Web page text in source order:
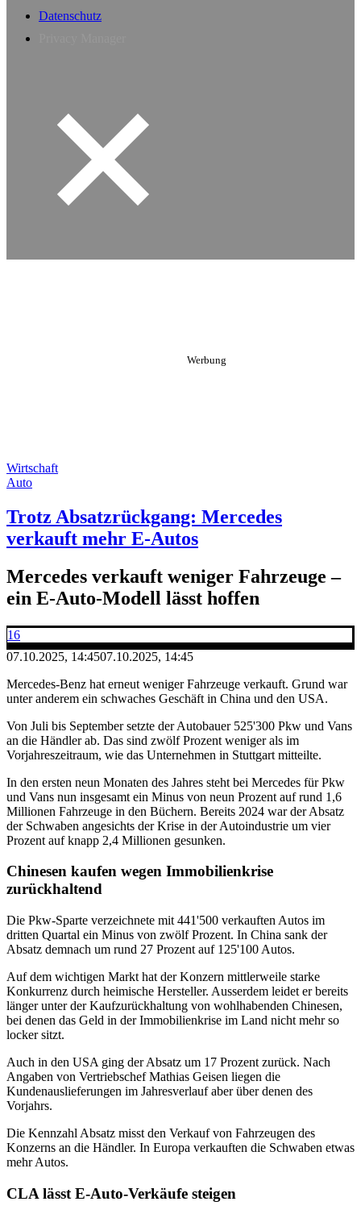
Datenschutz
Wirtschaft
Auto
Trotz Absatzrückgang: Mercedes
verkauft mehr E-Autos
Mercedes verkauft weniger Fahrzeuge –
ein E-Auto-Modell lässt hoffen
16
07.10.2025, 14:4507.10.2025, 14:45
Mercedes-Benz hat erneut weniger Fahrzeuge verkauft. Grund war
unter anderem ein schwaches Geschäft in China und den USA.
Von Juli bis September setzte der Autobauer 525'300 Pkw und Vans
an die Händler ab. Das sind zwölf Prozent weniger als im
Vorjahreszeitraum, wie das Unternehmen in Stuttgart mitteilte.
In den ersten neun Monaten des Jahres steht bei Mercedes für Pkw
und Vans nun insgesamt ein Minus von neun Prozent auf rund 1,6
Millionen Fahrzeuge in den Büchern. Bereits 2024 war der Absatz
der Schwaben angesichts der Krise in der Autoindustrie um vier
Prozent auf knapp 2,4 Millionen gesunken.
Chinesen kaufen wegen Immobilienkrise
zurückhaltend
Die Pkw-Sparte verzeichnete mit 441'500 verkauften Autos im
dritten Quartal ein Minus von zwölf Prozent. In China sank der
Absatz demnach um rund 27 Prozent auf 125'100 Autos.
Auf dem wichtigen Markt hat der Konzern mittlerweile starke
Konkurrenz durch heimische Hersteller. Ausserdem leidet er bereits
länger unter der Kaufzurückhaltung von wohlhabenden Chinesen,
bei denen das Geld in der Immobilienkrise im Land nicht mehr so
locker sitzt.
Auch in den USA ging der Absatz um 17 Prozent zurück. Nach
Angaben von Vertriebschef Mathias Geisen liegen die
Kundenauslieferungen im Jahresverlauf aber über denen des
Vorjahrs.
Die Kennzahl Absatz misst den Verkauf von Fahrzeugen des
Konzerns an die Händler. In Europa verkauften die Schwaben etwas
mehr Autos.
CLA lässt E-Auto-Verkäufe steigen